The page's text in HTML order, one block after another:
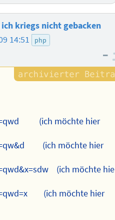
kriegs nicht gebacken
14:51 php
–
(ich möchte hier
(ich möchte hier
(ich möchte
(ich möchte hier